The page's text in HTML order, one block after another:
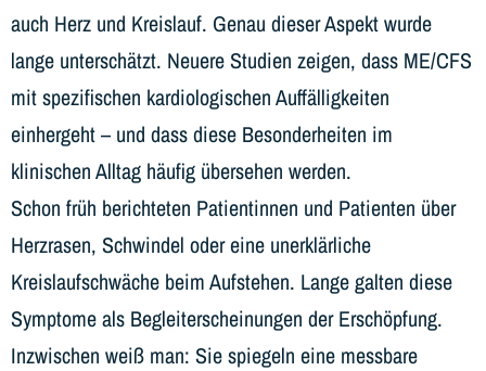
auch Herz und Kreislauf. Genau dieser Aspekt wurde
lange unterschätzt. Neuere Studien zeigen, dass ME/CFS
mit spezifischen kardiologischen Auffälligkeiten
einhergeht – und dass diese Besonderheiten im
klinischen Alltag häufig übersehen werden.
Schon früh berichteten Patientinnen und Patienten über
Herzrasen, Schwindel oder eine unerklärliche
Kreislaufschwäche beim Aufstehen. Lange galten diese
Symptome als Begleiterscheinungen der Erschöpfung.
Inzwischen weiß man: Sie spiegeln eine messbare